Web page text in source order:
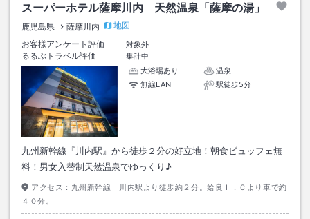
スーパーホテル薩摩川内 天然温泉「薩摩の湯」
鹿児島県 薩摩川内
地図
お客様アンケート評価
対象外
るるぶトラベル評価
集計中
大浴場あり
温泉
無線LAN
駅徒歩5分
九州新幹線『川内駅』から徒歩２分の好立地！朝食ビュッフェ無
料！男女入替制天然温泉でゆっくり♪
アクセス： 九州新幹線 川内駅より徒歩約２分。姶良Ｉ．Ｃより車で約
４０分。